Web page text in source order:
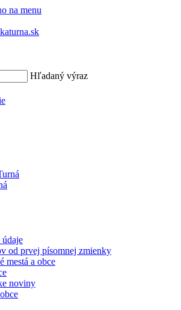
na menu
Hľadaný výraz
údaje
od prvej písomnej zmienky
mestá a obce
noviny